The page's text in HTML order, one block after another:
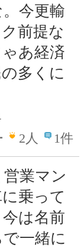
今更輸
前提な
あ経済
多くに
2人 1件
業マン
乗って
は名前
一緒に